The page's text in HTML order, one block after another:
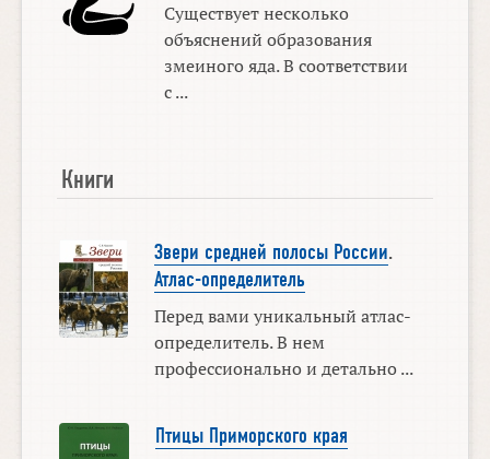
Существует несколько
объяснений образования
змеиного яда. В соответствии
с ...
Книги
Звери средней полосы России.
Атлас-определитель
Перед вами уникальный атлас-
определитель. В нем
профессионально и детально ...
Птицы Приморского края